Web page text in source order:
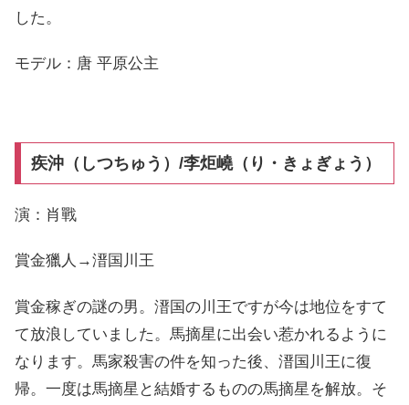
した。
モデル：唐 平原公主
疾沖（しつちゅう）/李炬嶢（り・きょぎょう）
演：肖戰
賞金獵人→溍国川王
賞金稼ぎの謎の男。溍国の川王ですが今は地位をすて
て放浪していました。馬摘星に出会い惹かれるように
なります。馬家殺害の件を知った後、溍国川王に復
帰。一度は馬摘星と結婚するものの馬摘星を解放。そ